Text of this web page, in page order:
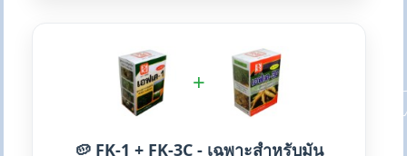
+
🥔 FK-1 + FK-3C - เฉพาะสำหรับมัน